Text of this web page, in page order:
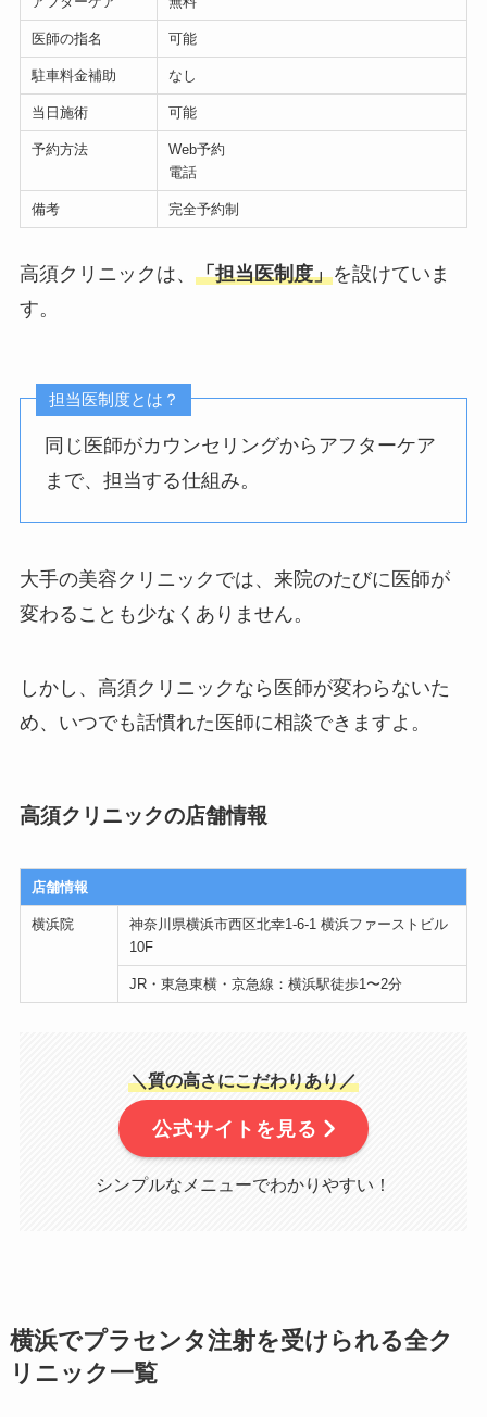
医師の指名 可能
駐車料金補助 なし
当日施術 可能
予約方法
Web予約
電話
備考 完全予約制
高須クリニックは、 「担当医制度」を設けていま
す。
担当医制度とは？
同じ医師がカウンセリングからアフターケア
まで、担当する仕組み。
大手の美容クリニックでは、来院のたびに医師が
変わることも少なくありません。
しかし、高須クリニックなら医師が変わらないた
め、いつでも話慣れた医師に相談できますよ。
高須クリニックの店舗情報
店舗情報
横浜院
神奈川県横浜市西区北幸1-6-1 横浜ファーストビル
10F
JR・東急東横・京急線：横浜駅徒歩1〜2分
＼質の高さにこだわりあり／
公式サイトを見る
シンプルなメニューでわかりやすい！
横浜でプラセンタ注射を受けられる全ク
リニック一覧